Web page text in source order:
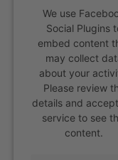
We use
Social Plugins
embed content
may collect
about your
Please review
details and
service to see
content.